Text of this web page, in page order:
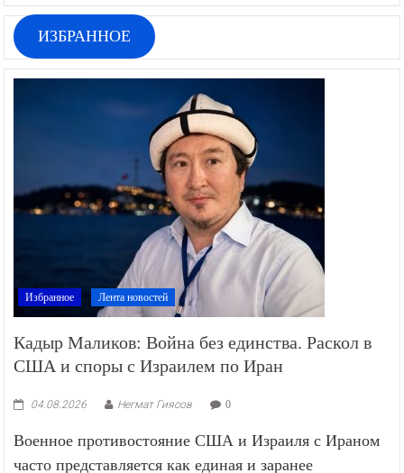
ИЗБРАННОЕ
Избранное Лента новостей
Кадыр Маликов: Война без единства. Раскол в
США и споры с Израилем по Иран
04.08.2026 Негмат Гиясов 0
Военное противостояние США и Израиля с Ираном
часто представляется как единая и заранее